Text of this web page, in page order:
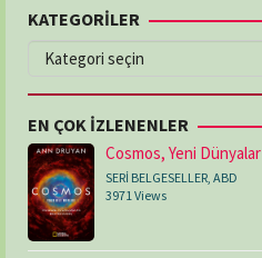
KATEGORİLER
KATEGORİLER
EN ÇOK İZLENENLER
Cosmos, Yeni Dünyalar
SERİ BELGESELLER, ABD
3971 Views